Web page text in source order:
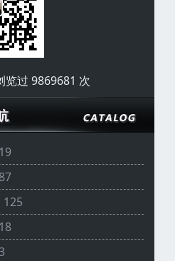
览过 9869681 次
125